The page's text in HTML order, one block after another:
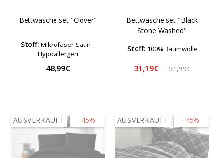
Bettwäsche set "Clover"
Stoff: Mikrofaser-Satin –
Hypoallergen
48,99€
Bettwäsche set "Black
Stone Washed"
Stoff: 100% Baumwolle
31,19€ 51,99€
-45%
AUSVERKAUFT -45%
AUSVERKAUFT